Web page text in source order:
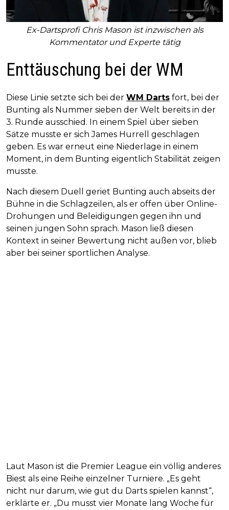
Ex-Dartsprofi Chris Mason ist inzwischen als
Kommentator und Experte tätig
Enttäuschung bei der WM
Diese Linie setzte sich bei der WM Darts fort, bei der
Bunting als Nummer sieben der Welt bereits in der
3. Runde ausschied. In einem Spiel über sieben
Sätze musste er sich James Hurrell geschlagen
geben. Es war erneut eine Niederlage in einem
Moment, in dem Bunting eigentlich Stabilität zeigen
musste.
Nach diesem Duell geriet Bunting auch abseits der
Bühne in die Schlagzeilen, als er offen über Online-
Drohungen und Beleidigungen gegen ihn und
seinen jungen Sohn sprach. Mason ließ diesen
Kontext in seiner Bewertung nicht außen vor, blieb
aber bei seiner sportlichen Analyse.
Laut Mason ist die Premier League ein völlig anderes
Biest als eine Reihe einzelner Turniere. „Es geht
nicht nur darum, wie gut du Darts spielen kannst“,
erklärte er. „Du musst vier Monate lang Woche für